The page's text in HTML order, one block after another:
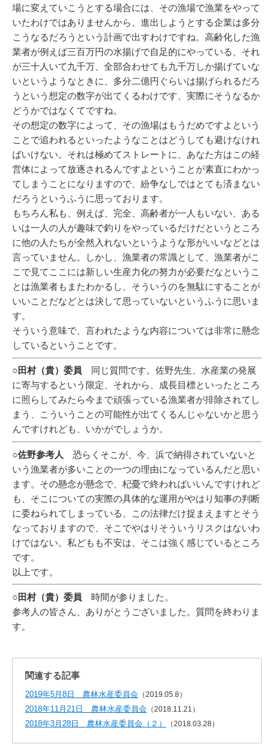
場に変えていこうとする場合には、その漁場で漁業をやって
いたわけではありませんから、進出しようとする企業は多分
こうなるだろうという計画で出すわけですね。高齢化した漁
業者が例えば三百万円の水揚げで自足的にやっている、それ
が三十人いて九千万、全部合わせても九千万しか揚げていな
いというようなときに、多分二億円ぐらいは揚げられるだろ
うという想定の数字が出てくるわけです、実際にそうなるか
どうかではなくてですね。
その想定の数字によって、その漁場はもうだめですよという
ことで追われるといったようなことはどうしても避けなけれ
ばいけない。それは極めてストレートに、あなた方はこの経
営体によって放逐されるんですよということが素直にわかっ
てしまうことになりますので、紛争なしではとても済まない
だろうというふうに思っております。
もちろん私も、例えば、完全、高齢者が一人もいない、ある
いは一人の人が趣味で釣りをやっているだけだというところ
に他の人たちが全然入れないというような形がいいなどとは
言っていません。しかし、漁業者の常識として、漁業者がこ
こで見てここには新しい生産力化の努力が必要だなというこ
とは漁業者もまたわかるし、そういうのを無駄にすることが
いいことだなどとは決して思っていないというふうに思いま
す。
そういう意味で、言われたような内容については非常に懸念
しているということです。
○田村（貴）委員 同じ質問です。佐野先生、水産業の発展
に寄与するという限定、それから、成長目標といったところ
に照らしてみたら今まで頑張っている漁業者が排除されてし
まう、こういうことの可能性が出てくるんじゃないかと思う
んですけれども、いかがでしょうか。
○佐野参考人
恐らくそこが、今、浜で納得されていないと
いう漁業者が多いことの一つの理由になっているんだと思い
ます。その懸念が懸念で、杞憂で終わればいいんですけれど
も、そこについての実際の具体的な運用がやはり知事の判断
に委ねられてしまっている、この法律だけ捉まえますとそう
なっておりますので、そこでやはりそういうリスクはないわ
けではない。私どもも不安は、そこは強く感じているところ
です。
以上です。
○田村（貴）委員 時間が参りました。
参考人の皆さん、ありがとうございました。質問を終わりま
す。
関連する記事
2019年5月8日 農林水産委員会 （2019.05.8）
2018年11月21日 農林水産委員会 （2018.11.21）
2018年3月28日 農林水産委員会（２） （2018.03.28）